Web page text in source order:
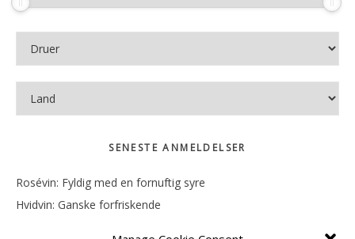
SENESTE ANMELDELSER
Rosévin: Fyldig med en fornuftig syre
Hvidvin: Ganske forfriskende